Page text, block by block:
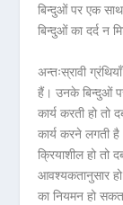
बिन्दुओं पर एक
बिन्दुओं का दर्द न
अन्तःस्रावी
हैं। उनके बिन्दुओं
कार्य करती हो
कार्य करने लगती
क्रियाशील हो तो
आवश्यकतानुसार
का नियमन हो